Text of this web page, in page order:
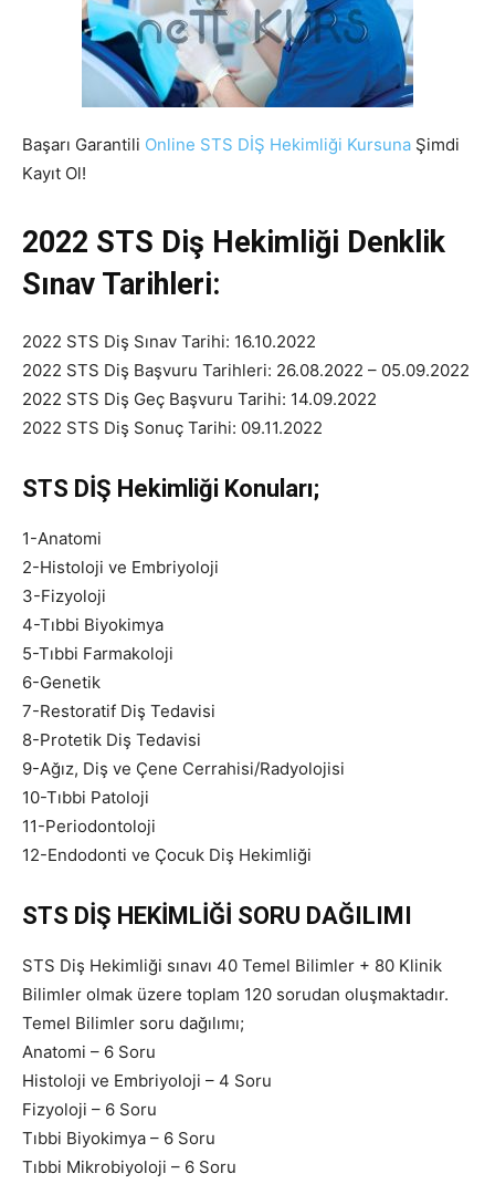
Başarı Garantili Online STS DİŞ Hekimliği Kursuna Şimdi
Kayıt Ol!
2022 STS Diş Hekimliği Denklik
Sınav Tarihleri:
2022 STS Diş Sınav Tarihi: 16.10.2022
2022 STS Diş Başvuru Tarihleri: 26.08.2022 – 05.09.2022
2022 STS Diş Geç Başvuru Tarihi: 14.09.2022
2022 STS Diş Sonuç Tarihi: 09.11.2022
STS DİŞ Hekimliği Konuları;
1-Anatomi
2-Histoloji ve Embriyoloji
3-Fizyoloji
4-Tıbbi Biyokimya
5-Tıbbi Farmakoloji
6-Genetik
7-Restoratif Diş Tedavisi
8-Protetik Diş Tedavisi
9-Ağız, Diş ve Çene Cerrahisi/Radyolojisi
10-Tıbbi Patoloji
11-Periodontoloji
12-Endodonti ve Çocuk Diş Hekimliği
STS DİŞ HEKİMLİĞİ SORU DAĞILIMI
STS Diş Hekimliği sınavı 40 Temel Bilimler + 80 Klinik
Bilimler olmak üzere toplam 120 sorudan oluşmaktadır.
Temel Bilimler soru dağılımı;
Anatomi – 6 Soru
Histoloji ve Embriyoloji – 4 Soru
Fizyoloji – 6 Soru
Tıbbi Biyokimya – 6 Soru
Tıbbi Mikrobiyoloji – 6 Soru